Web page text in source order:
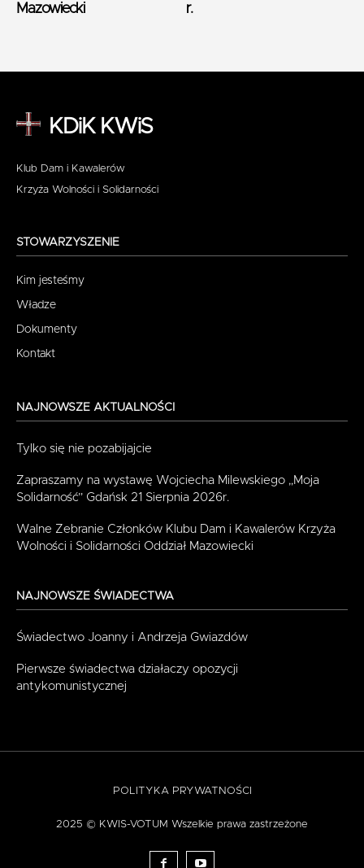
Mazowiecki
r.
KDiK KWiS
Klub Dam i Kawalerów
Krzyża Wolności i Solidarności
STOWARZYSZENIE
Kim jesteśmy
Władze
Dokumenty
Kontakt
NAJNOWSZE AKTUALNOŚCI
Tylko się nie pozabijajcie
Zapraszamy na wystawę Wojciecha Milewskiego „Moja
Solidarność” Gdańsk 21 Sierpnia 2026r.
Walne Zebranie Członków Klubu Dam i Kawalerów Krzyża
Wolności i Solidarności Oddział Mazowiecki
NAJNOWSZE ŚWIADECTWA
Świadectwo Joanny i Andrzeja Gwiazdów
Pierwsze świadectwa działaczy opozycji
antykomunistycznej
POLITYKA PRYWATNOŚCI
2025 © KWIS-VOTUM Wszelkie prawa zastrzeżone